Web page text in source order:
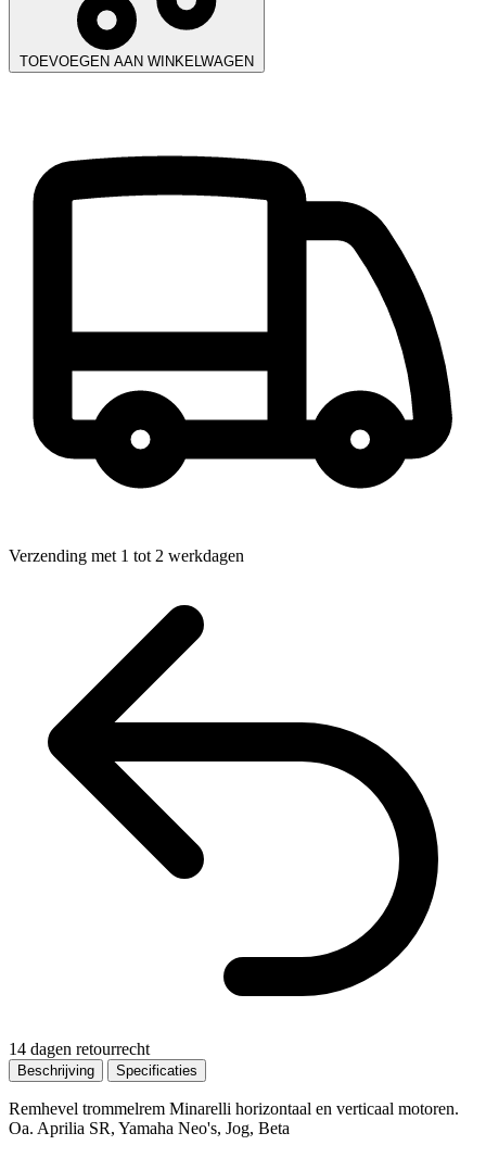
TOEVOEGEN AAN WINKELWAGEN
Verzending met 1 tot 2 werkdagen
14 dagen retourrecht
Beschrijving Specificaties
Remhevel trommelrem Minarelli horizontaal en verticaal motoren.
Oa. Aprilia SR, Yamaha Neo's, Jog, Beta